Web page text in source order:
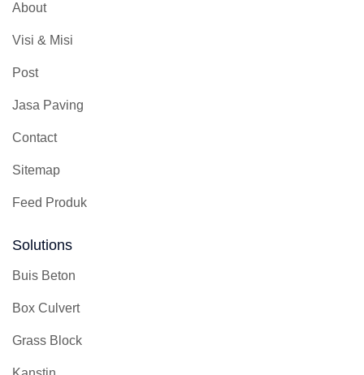
About
Visi & Misi
Post
Jasa Paving
Contact
Sitemap
Feed Produk
Solutions
Buis Beton
Box Culvert
Grass Block